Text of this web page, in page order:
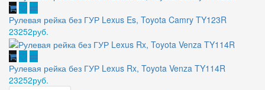
Рулевая рейка без ГУР Lexus Es, Toyota Camry TY123R
23252руб.
Рулевая рейка без ГУР Lexus Rx, Toyota Venza TY114R
23252руб.